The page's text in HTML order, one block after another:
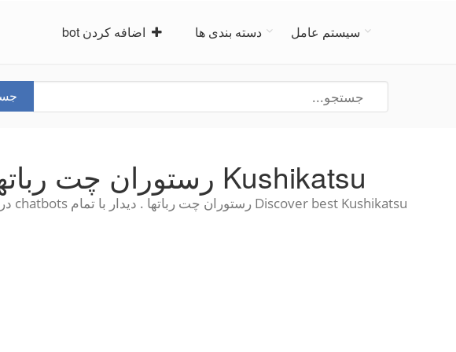
سیستم عامل دسته بندی ها اضافه کردن bot
Kushikatsu رستوران چت رباتها
Discover best Kushikatsu رستوران چت رباتها . دیدار با تمام chatbots در یک مکان!